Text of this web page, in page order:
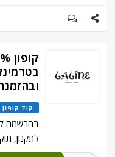
קוד קופון
בהרשמה
לתקנון,